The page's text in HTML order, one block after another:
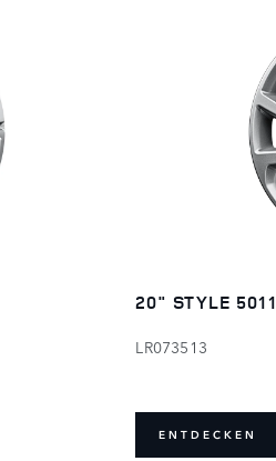
20" STYLE 5011
LR073513
ENTDECKEN